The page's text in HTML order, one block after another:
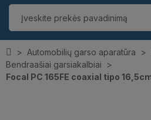
Automobilių garso aparatūra
Bendraašiai garsiakalbiai
Focal PC 165FE coaxial tipo